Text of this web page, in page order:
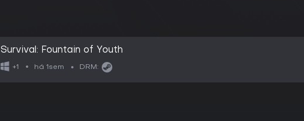
Survival: Fountain of Youth
+1 há 1sem DRM: